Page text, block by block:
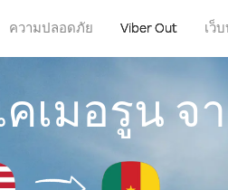
ความปลอดภัย Viber Out เว็
เมอรูน จ